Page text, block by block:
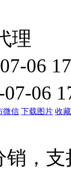
理
06
06
微信 下载图片 收
，